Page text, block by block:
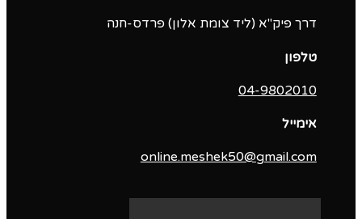
דרך פיק"א (ליד צומת אלון) פרדס-חנה
טלפון
04-9802010‬
אימייל
online.meshek50@gmail.com